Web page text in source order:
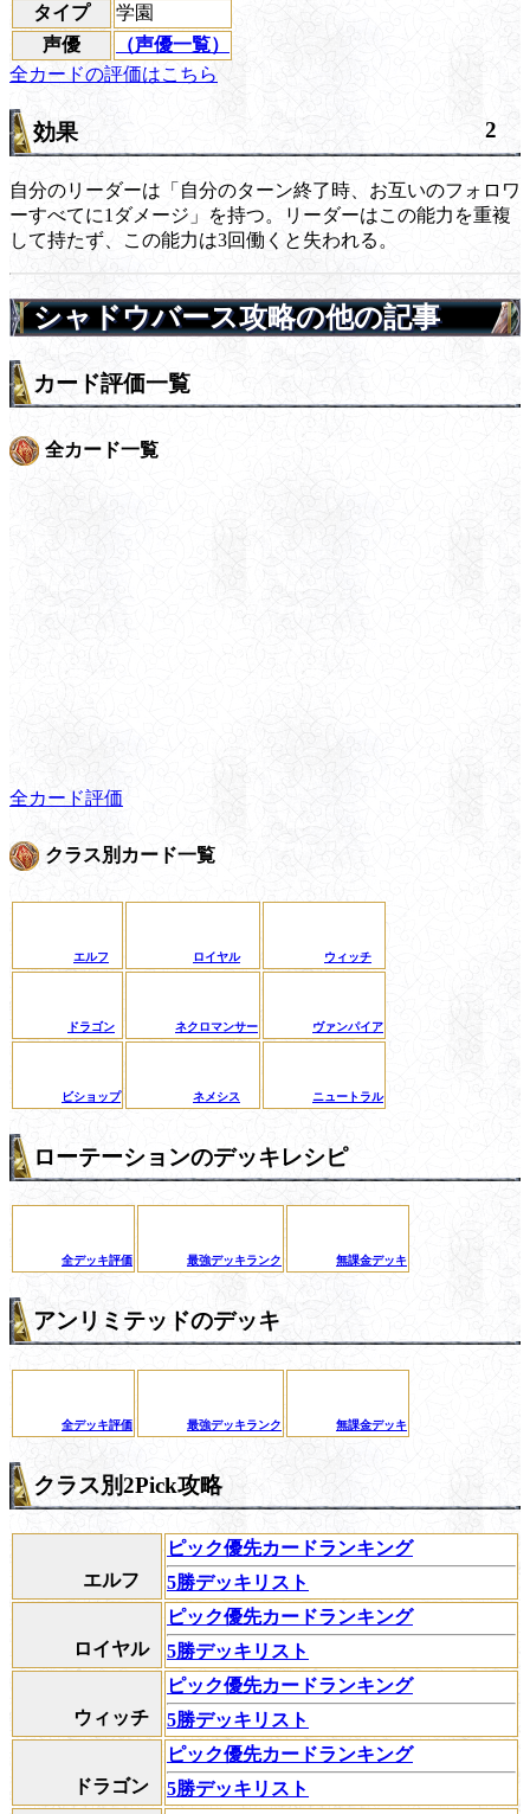
タイプ
学園
声優
（声優一覧）
全カードの評価はこちら
効果 2
自分のリーダーは「自分のターン終了時、お互いのフォロワ
ーすべてに1ダメージ」を持つ。リーダーはこの能力を重複
して持たず、この能力は3回働くと失われる。
シャドウバース攻略の他の記事
カード評価一覧
全カード一覧
全カード評価
クラス別カード一覧
エルフ ロイヤル ウィッチ
ドラゴン ネクロマンサー ヴァンパイア
ビショップ ネメシス ニュートラル
ローテーションのデッキレシピ
全デッキ評価 最強デッキランク 無課金デッキ
アンリミテッドのデッキ
全デッキ評価 最強デッキランク 無課金デッキ
クラス別2Pick攻略
エルフ
ピック優先カードランキング
5勝デッキリスト
ロイヤル
ピック優先カードランキング
5勝デッキリスト
ウィッチ
ピック優先カードランキング
5勝デッキリスト
ドラゴン
ピック優先カードランキング
5勝デッキリスト